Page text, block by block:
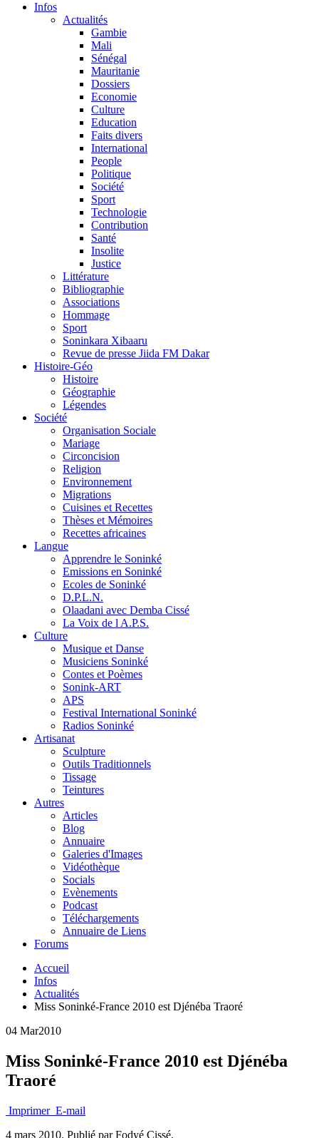
Infos
Actualités
Gambie
Mali
Sénégal
Mauritanie
Dossiers
Economie
Culture
Education
Faits divers
International
People
Politique
Société
Sport
Technologie
Contribution
Santé
Insolite
Justice
Littérature
Bibliographie
Associations
Hommage
Sport
Soninkara Xibaaru
Revue de presse Jiida FM Dakar
Histoire-Géo
Histoire
Géographie
Légendes
Société
Organisation Sociale
Mariage
Circoncision
Religion
Environnement
Migrations
Cuisines et Recettes
Thèses et Mémoires
Recettes africaines
Langue
Apprendre le Soninké
Emissions en Soninké
Ecoles de Soninké
D.P.L.N.
Olaadani avec Demba Cissé
La Voix de l A.P.S.
Culture
Musique et Danse
Musiciens Soninké
Contes et Poèmes
Sonink-ART
APS
Festival International Soninké
Radios Soninké
Artisanat
Sculpture
Outils Traditionnels
Tissage
Teintures
Autres
Articles
Blog
Annuaire
Galeries d'Images
Vidéothèque
Socials
Evènements
Podcast
Téléchargements
Annuaire de Liens
Forums
Accueil
Infos
Actualités
Miss Soninké-France 2010 est Djénéba Traoré
04 Mar2010
Miss Soninké-France 2010 est Djénéba
Traoré
Imprimer E-mail
4 mars 2010. Publié par Fodyé Cissé.